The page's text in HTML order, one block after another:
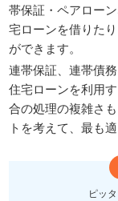
帯保証・ペアロー
宅ローンを借りた
ができます。
連帯保証、連帯債
住宅ローンを利用
合の処理の複雑さ
トを考えて、最も
ピッ